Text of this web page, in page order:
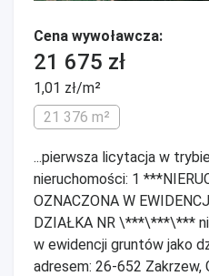
Cena wywoławcza:
21 675 zł
1,01 zł/m²
21 376 m²
...pierwsza licytacja w
nieruchomości: 1
OZNACZONA W
DZIAŁKA NR \***\***\***
w ewidencji gruntów jako
adresem: 26-652 Zakrzew,